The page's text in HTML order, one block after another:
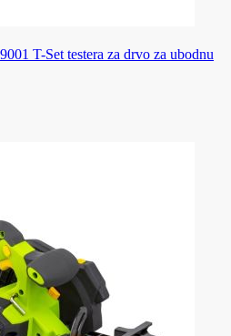
T-Set testera za drvo za ubodnu